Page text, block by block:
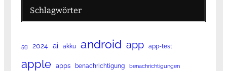
Schlagwörter
5g 2024 ai akku android app app-test
apple apps benachrichtigung benachrichtigungen